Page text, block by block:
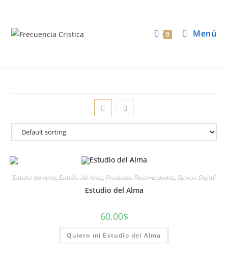
0 Menú
Estudio del Alma, Estudio del Alma, Productos Recomendados, Servicio Digital
Estudio del Alma
60.00$
Quiero mi Estudio del Alma